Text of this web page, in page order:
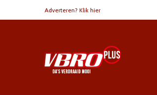
Adverteren? Klik hier